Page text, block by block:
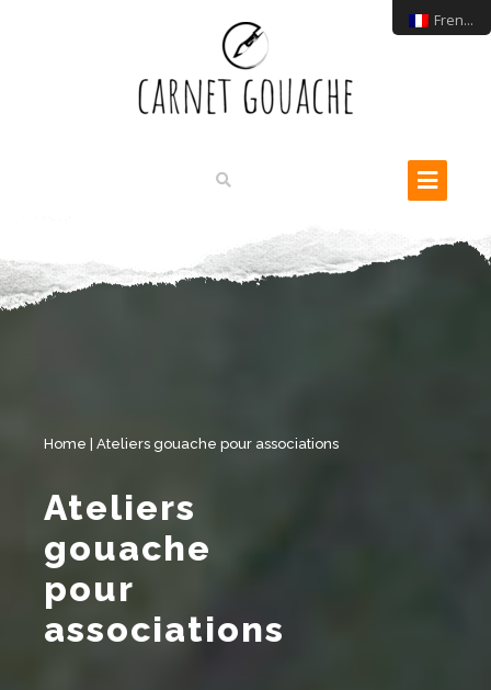
Home Ateliers gouache pour associations
Ateliers
gouache
pour
associations
French